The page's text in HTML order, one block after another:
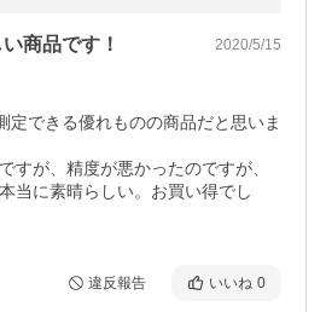
商品です！ 2020/5/15
定できる優れものの商品だと思いま
すが、精度が悪かったのですが、
当に素晴らしい。お買い得でし
違反報告 いいね 0